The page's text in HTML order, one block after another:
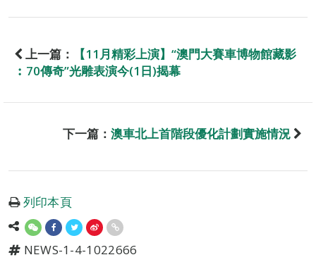
上一篇：
【11月精彩上演】“澳門大賽車博物館藏影
︰70傳奇”光雕表演今(1日)揭幕
下一篇： 澳車北上首階段優化計劃實施情況
列印本頁
NEWS-1-4-1022666